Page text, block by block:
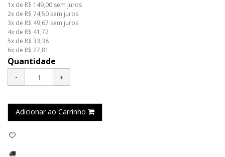
1x de R$ 149,00 sem juros
2x de R$ 74,50 sem juros
3x de R$ 49,67 sem juros
4x de R$ 41,72
5x de R$ 33,38
6x de R$ 27,81
Quantidade
Adicionar ao Carrinho